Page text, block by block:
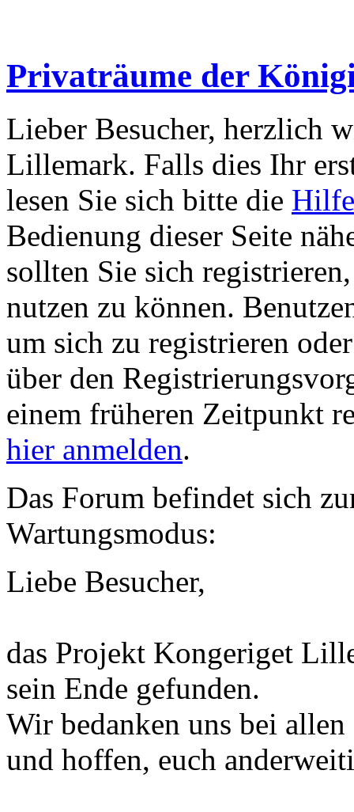
Privaträume der
Lieber Besucher, herzlich
Lillemark. Falls dies Ihr
lesen Sie sich bitte die Hilfe
Bedienung dieser Seite
sollten Sie sich
nutzen zu können.
um sich zu registrieren
über den
einem früheren Zeitpunkt
hier anmelden.
Das Forum befindet sich
Wartungsmodus:
Liebe Besucher,
das Projekt Kongeriget
sein Ende gefunden.
Wir bedanken uns bei
und hoffen, euch